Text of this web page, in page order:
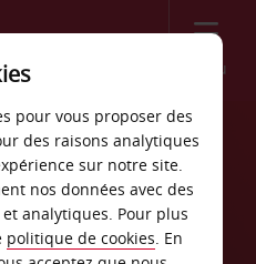
Menu
pour vous proposer des
des raisons analytiques
sur notre site.
nos données avec des
analytiques. Pour plus
politique de cookies. En